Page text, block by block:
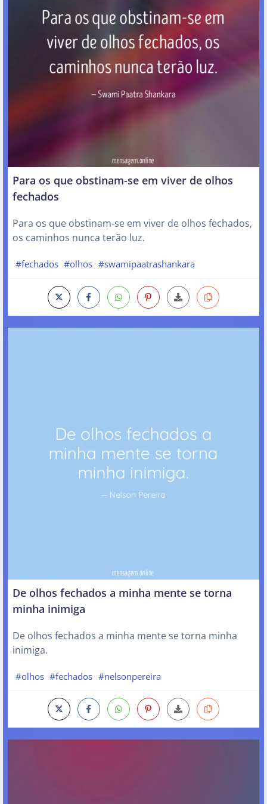
Para os que obstinam-se em viver de olhos
fechados
Para os que obstinam-se em viver de olhos fechados,
os caminhos nunca terão luz.
#fechados #olhos #swamipaatrashankara
De olhos fechados a minha mente se torna
minha inimiga
De olhos fechados a minha mente se torna minha
inimiga.
#olhos #fechados #nelsonpereira